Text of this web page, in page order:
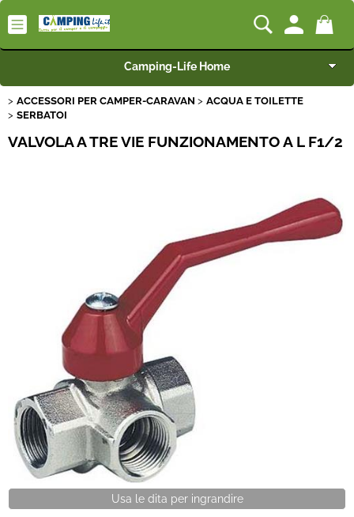
Camping-Life Home
Articoli per Camper e Caravan
Articoli per Furgonati e Van
Campeggio e Giardino
BEST SELLER
Rimorchi
Offerte Del mese
Fineserie e Occasioni
Convenzioni
La nostra Officina
ACCESSORI PER CAMPER-CARAVAN
ACQUA E TOILETTE
SERBATOI
VALVOLA A TRE VIE FUNZIONAMENTO A L F1/2
Usa le dita per ingrandire